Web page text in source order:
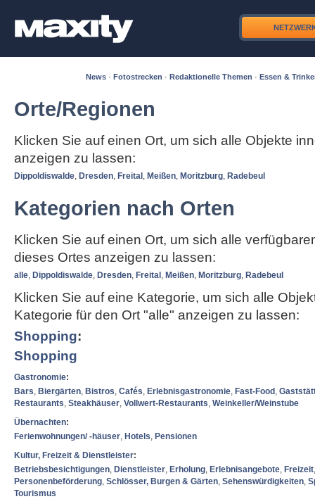
News · Fotostrecken · Redaktionelle Themen · Essen &
Orte/Regionen
Klicken Sie auf einen Ort, um sich alle Objekte
anzeigen zu lassen:
Dippoldiswalde, Dresden, Freital , Meißen, Moritzburg, Radebeul
Kategorien nach Orten
Klicken Sie auf einen Ort, um sich alle
dieses Ortes anzeigen zu lassen:
alle, Dippoldiswalde, Dresden, Freital , Meißen, Moritzburg, Radebeul
Klicken Sie auf eine Kategorie, um sich alle
Kategorie für den Ort "alle" anzeigen zu lassen:
Shopping:
Shopping
Gastronomie:
Bars, Biergärten, Bistros, Cafés, Erlebnisgastronomie, Fast-Food ,
Restaurants, Steakhäuser, Vollwert-Restaurants, Weinkeller/Weinstube
Übernachten:
Ferienwohnungen/ -häuser, Hotels, Pensionen
Kultur, Freizeit & Dienstleister:
Betriebsbesichtigungen, Dienstleister, Erholung, Erlebnisangebote, Freizeit
Personenbeförderung, Schlösser, Burgen & Gärten, Sehenswürdigkeiten,
Tourismus